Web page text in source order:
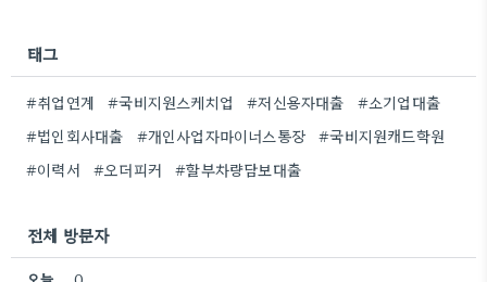
태그
#취업연계 #국비지원스케치업 #저신용자대출
#소기업대출
#법인회사대출
#개인사업자마이너스통장
#국비지원캐드학원
#이력서
#오더피커 #할부차량담보대출
전체 방문자